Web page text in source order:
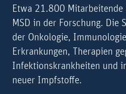
Etwa 21.800
MSD in der Forschung. Die
der Onkologie,
Erkrankungen, Therapien
Infektionskrankheiten und
neuer Impfstoffe.